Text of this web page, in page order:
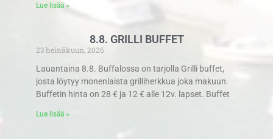
Lue lisää »
8.8. GRILLI BUFFET
23 heinäkuun, 2026
Lauantaina 8.8. Buffalossa on tarjolla Grilli buffet,
josta löytyy monenlaista grilliherkkua joka makuun.
Buffetin hinta on 28 € ja 12 € alle 12v. lapset. Buffet
Lue lisää »